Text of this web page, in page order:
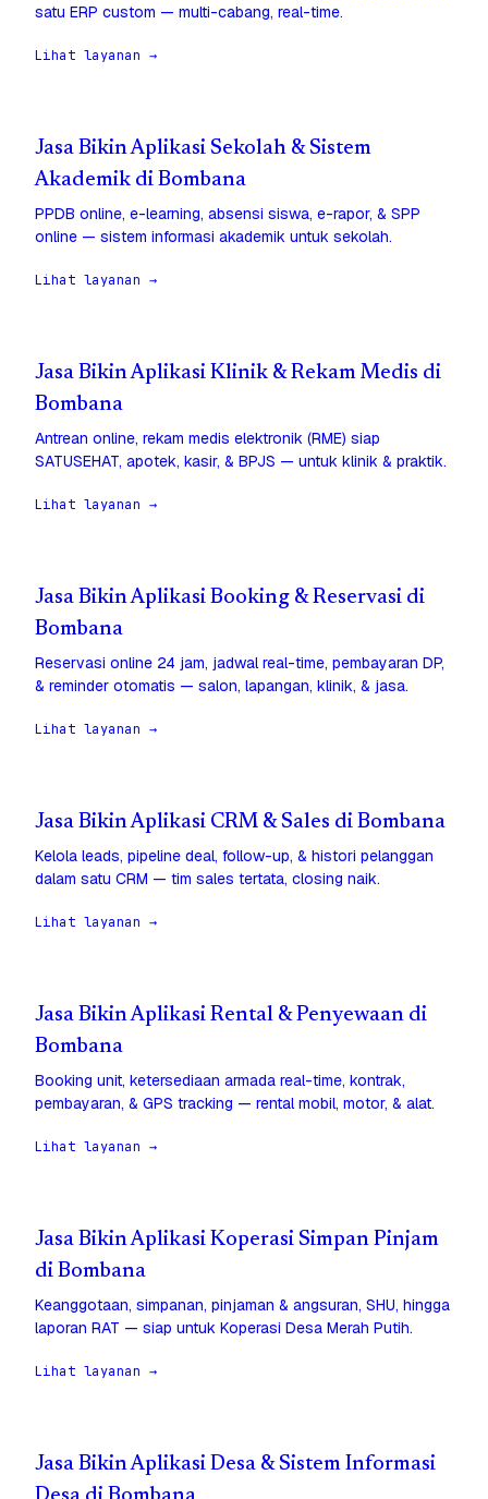
satu ERP custom — multi-cabang, real-time.
Lihat layanan →
Jasa Bikin Aplikasi Sekolah & Sistem
Akademik di Bombana
PPDB online, e-learning, absensi siswa, e-rapor, & SPP
online — sistem informasi akademik untuk sekolah.
Lihat layanan →
Jasa Bikin Aplikasi Klinik & Rekam Medis di
Bombana
Antrean online, rekam medis elektronik (RME) siap
SATUSEHAT, apotek, kasir, & BPJS — untuk klinik & praktik.
Lihat layanan →
Jasa Bikin Aplikasi Booking & Reservasi di
Bombana
Reservasi online 24 jam, jadwal real-time, pembayaran DP,
& reminder otomatis — salon, lapangan, klinik, & jasa.
Lihat layanan →
Jasa Bikin Aplikasi CRM & Sales di Bombana
Kelola leads, pipeline deal, follow-up, & histori pelanggan
dalam satu CRM — tim sales tertata, closing naik.
Lihat layanan →
Jasa Bikin Aplikasi Rental & Penyewaan di
Bombana
Booking unit, ketersediaan armada real-time, kontrak,
pembayaran, & GPS tracking — rental mobil, motor, & alat.
Lihat layanan →
Jasa Bikin Aplikasi Koperasi Simpan Pinjam
di Bombana
Keanggotaan, simpanan, pinjaman & angsuran, SHU, hingga
laporan RAT — siap untuk Koperasi Desa Merah Putih.
Lihat layanan →
Jasa Bikin Aplikasi Desa & Sistem Informasi